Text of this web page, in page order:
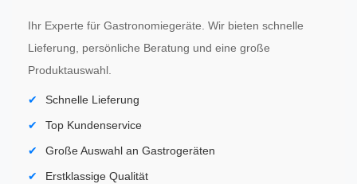
Ihr Experte für Gastronomiegeräte. Wir bieten schnelle
Lieferung, persönliche Beratung und eine große
Produktauswahl.
Schnelle Lieferung
Top Kundenservice
Große Auswahl an Gastrogeräten
Erstklassige Qualität